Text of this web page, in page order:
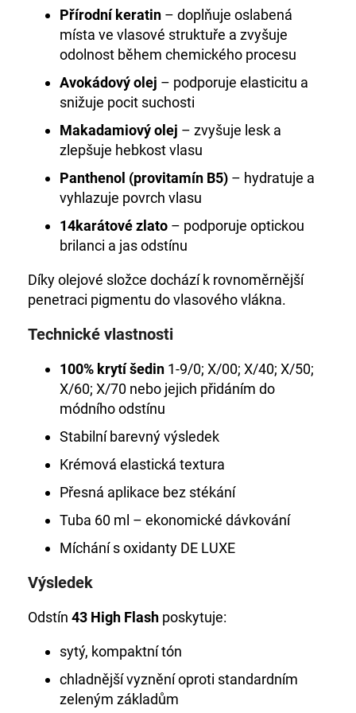
Přírodní keratin – doplňuje oslabená
místa ve vlasové struktuře a zvyšuje
odolnost během chemického procesu
Avokádový olej – podporuje elasticitu a
snižuje pocit suchosti
Makadamiový olej – zvyšuje lesk a
zlepšuje hebkost vlasu
Panthenol (provitamín B5) – hydratuje a
vyhlazuje povrch vlasu
14karátové zlato – podporuje optickou
brilanci a jas odstínu
Díky olejové složce dochází k rovnoměrnější
penetraci pigmentu do vlasového vlákna.
Technické vlastnosti
100% krytí šedin 1-9/0; X/00; X/40; X/50;
X/60; X/70 nebo jejich přidáním do
módního odstínu
Stabilní barevný výsledek
Krémová elastická textura
Přesná aplikace bez stékání
Tuba 60 ml – ekonomické dávkování
Míchání s oxidanty DE LUXE
Výsledek
Odstín 43 High Flash poskytuje:
sytý, kompaktní tón
chladnější vyznění oproti standardním
zeleným základům